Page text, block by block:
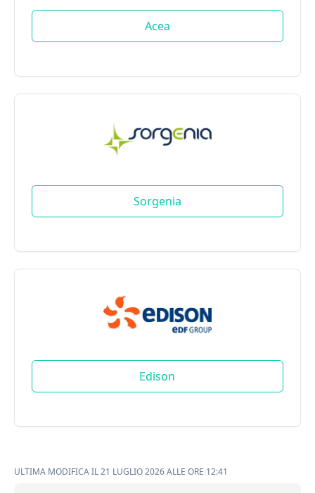
Acea
Sorgenia
Edison
ULTIMA MODIFICA IL 21 LUGLIO 2026 ALLE ORE 12:41